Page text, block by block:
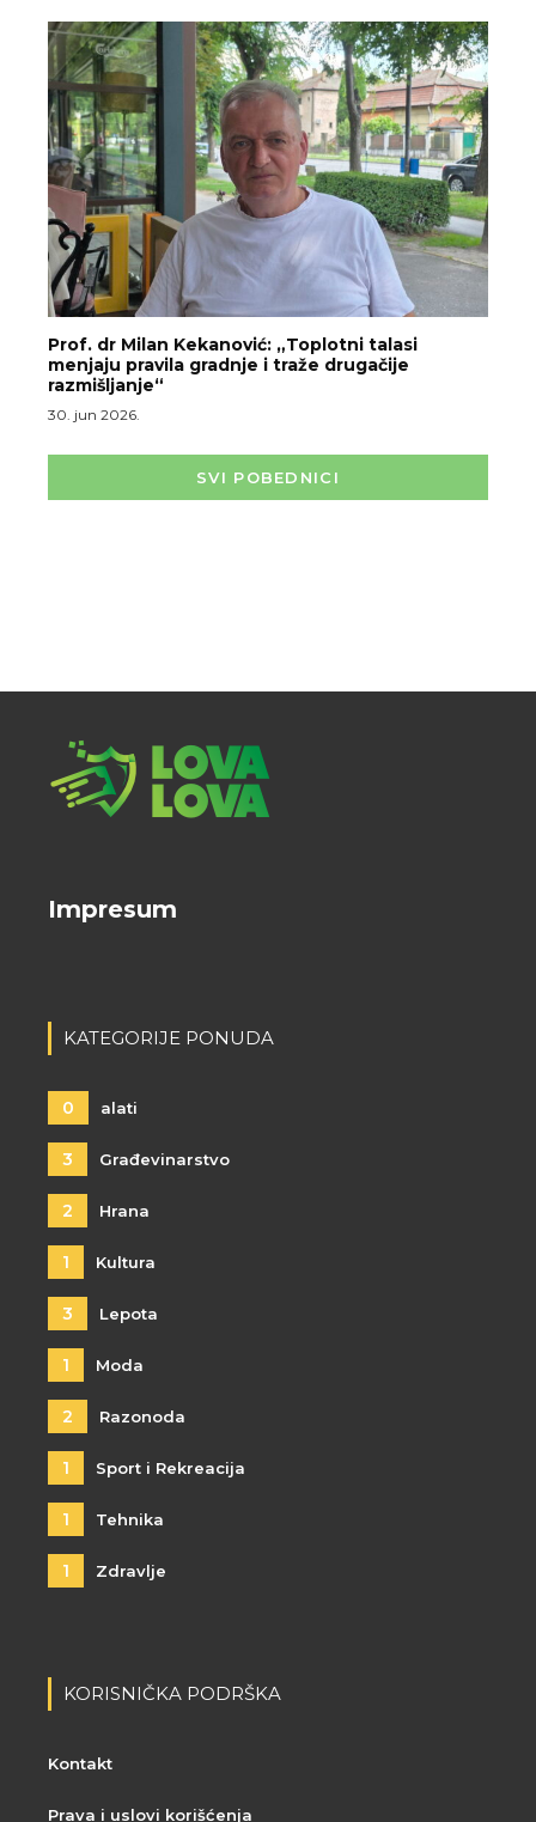
Prof. dr Milan Kekanović: „Toplotni talasi
menjaju pravila gradnje i traže drugačije
razmišljanje“
30. jun 2026.
SVI POBEDNICI
Impresum
KATEGORIJE PONUDA
0 alati
3 Građevinarstvo
2 Hrana
1 Kultura
3 Lepota
1 Moda
2 Razonoda
1 Sport i Rekreacija
1 Tehnika
1 Zdravlje
KORISNIČKA PODRŠKA
Kontakt
Prava i uslovi korišćenja